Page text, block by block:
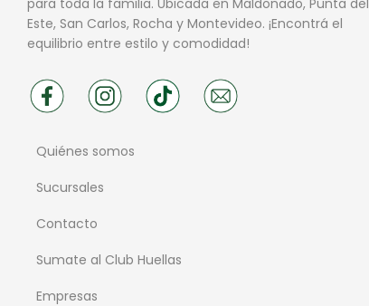
Este, San Carlos, Rocha y Montevideo. ¡Encontrá el
equilibrio entre estilo y comodidad!
Quiénes somos
Sucursales
Contacto
Sumate al Club Huellas
Empresas